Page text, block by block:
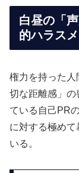
白昼の「
的ハラス
権力を持った人
切な距離感」の
ている自己PR
に対する極め
いる。